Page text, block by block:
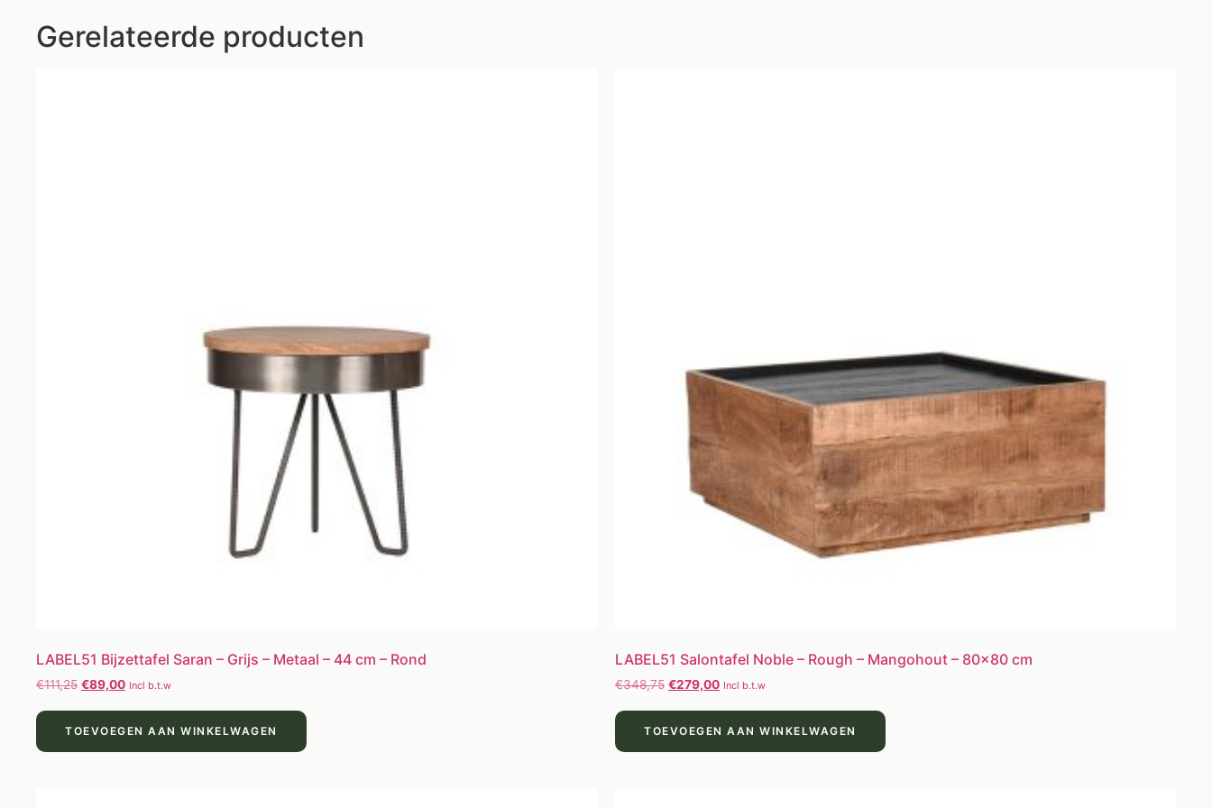
Gerelateerde producten
LABEL51 Bijzettafel Saran – Grijs – Metaal – 44 cm – Rond
€111,25 €89,00 Incl b.t.w
TOEVOEGEN AAN WINKELWAGEN
LABEL51 Salontafel Noble – Rough – Mangohout – 80×80 cm
€348,75 €279,00 Incl b.t.w
TOEVOEGEN AAN WINKELWAGEN